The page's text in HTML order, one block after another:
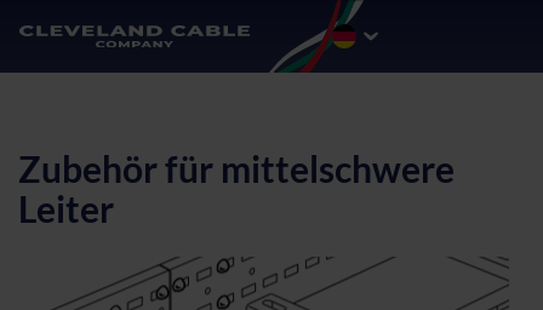
Zubehör für mittelschwere
Leiter